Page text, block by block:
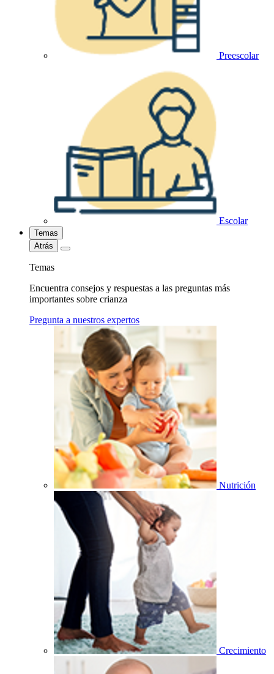
Preescolar
Escolar
Temas
Atrás
Temas
Encuentra consejos y respuestas a las preguntas más
importantes sobre crianza
Pregunta a nuestros expertos
Nutrición
Crecimiento